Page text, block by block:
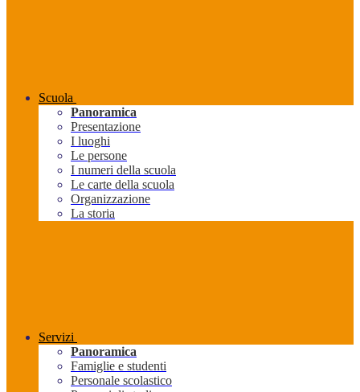
Scuola
Panoramica
Presentazione
I luoghi
Le persone
I numeri della scuola
Le carte della scuola
Organizzazione
La storia
Servizi
Panoramica
Famiglie e studenti
Personale scolastico